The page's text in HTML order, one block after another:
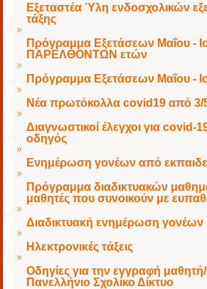
Εξεταστέα Ύλη ενδοσχολικών
τάξης
Πρόγραμμα Εξετάσεων Μαΐου -
ΠΑΡΕΛΘΟΝΤΩΝ ετών
Πρόγραμμα Εξετάσεων Μαΐου -
Νέα πρωτόκολλα covid19 από 3/
Διαγνωστικοί έλεγχοι για covid-
οδηγός
Ενημέρωση γονέων από
Πρόγραμμα διαδικτυακών
μαθητές που συνοικούν με
Διαδικτυακή ενημέρωση γονέων
Ηλεκτρονικές τάξεις
Οδηγίες για την εγγραφή μαθητή/
Πανελλήνιο Σχολίκο Δίκτυο